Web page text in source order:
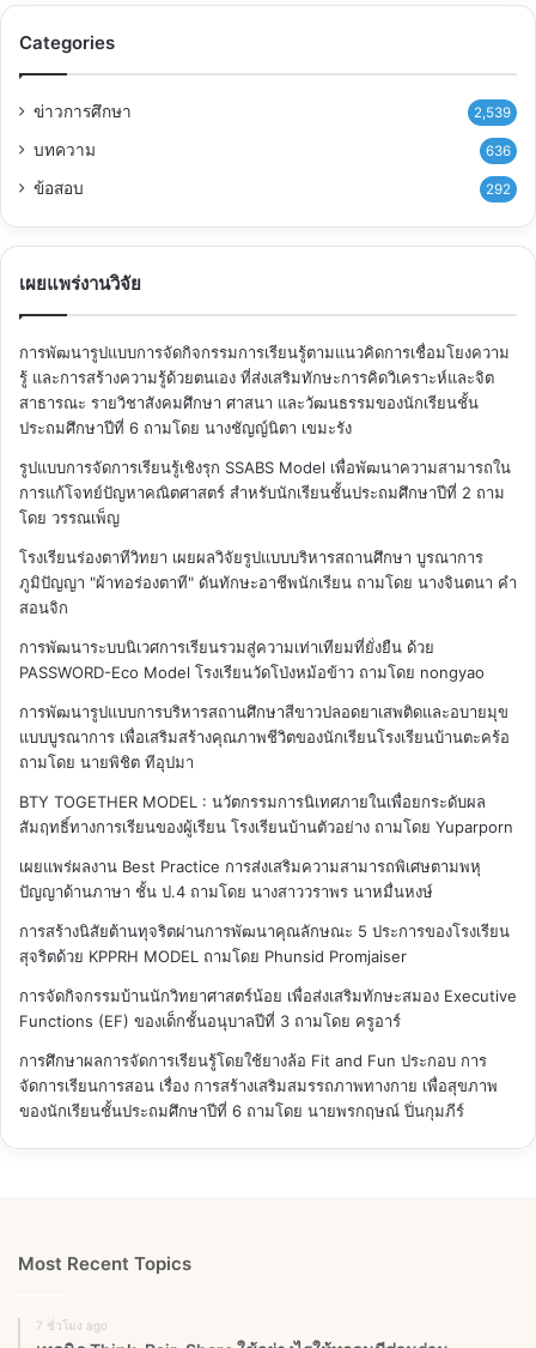
Categories
ข่าวการศึกษา 2,539
บทความ 636
ข้อสอบ 292
เผยแพร่งานวิจัย
การพัฒนารูปแบบการจัดกิจกรรมการเรียนรู้ตามแนวคิดการเชื่อมโยงความ
รู้ และการสร้างความรู้ด้วยตนเอง ที่ส่งเสริมทักษะการคิดวิเคราะห์และจิต
สาธารณะ รายวิชาสังคมศึกษา ศาสนา และวัฒนธรรมของนักเรียนชั้น
ประถมศึกษาปีที่ 6 ถามโดย นางชัญญ์นิตา เขมะรัง
รูปแบบการจัดการเรียนรู้เชิงรุก SSABS Model เพื่อพัฒนาความสามารถใน
การแก้โจทย์ปัญหาคณิตศาสตร์ สำหรับนักเรียนชั้นประถมศึกษาปีที่ 2 ถาม
โดย วรรณเพ็ญ
โรงเรียนร่องตาทีวิทยา เผยผลวิจัยรูปแบบบริหารสถานศึกษา บูรณาการ
ภูมิปัญญา "ผ้าทอร่องตาที" ดันทักษะอาชีพนักเรียน ถามโดย นางจินตนา คำ
สอนจิก
การพัฒนาระบบนิเวศการเรียนรวมสู่ความเท่าเทียมที่ยั่งยืน ด้วย
PASSWORD-Eco Model โรงเรียนวัดโป่งหม้อข้าว ถามโดย nongyao
การพัฒนารูปแบบการบริหารสถานศึกษาสีขาวปลอดยาเสพติดและอบายมุข
แบบบูรณาการ เพื่อเสริมสร้างคุณภาพชีวิตของนักเรียนโรงเรียนบ้านตะคร้อ
ถามโดย นายพิชิต ทีอุปมา
BTY TOGETHER MODEL : นวัตกรรมการนิเทศภายในเพื่อยกระดับผล
สัมฤทธิ์ทางการเรียนของผู้เรียน โรงเรียนบ้านตัวอย่าง ถามโดย Yuparporn
เผยแพร่ผลงาน Best Practice การส่งเสริมความสามารถพิเศษตามพหุ
ปัญญาด้านภาษา ชั้น ป.4 ถามโดย นางสาววราพร นาหมื่นหงษ์
การสร้างนิสัยต้านทุจริตผ่านการพัฒนาคุณลักษณะ 5 ประการของโรงเรียน
สุจริตด้วย KPPRH MODEL ถามโดย Phunsid Promjaiser
การจัดกิจกรรมบ้านนักวิทยาศาสตร์น้อย เพื่อส่งเสริมทักษะสมอง Executive
Functions (EF) ของเด็กชั้นอนุบาลปีที่ 3 ถามโดย ครูอาร์
การศึกษาผลการจัดการเรียนรู้โดยใช้ยางล้อ Fit and Fun ประกอบ การ
จัดการเรียนการสอน เรื่อง การสร้างเสริมสมรรถภาพทางกาย เพื่อสุขภาพ
ของนักเรียนชั้นประถมศึกษาปีที่ 6 ถามโดย นายพรกฤษณ์ ปิ่นกุมภีร์
Most Recent Topics
7 ชั่วโมง ago